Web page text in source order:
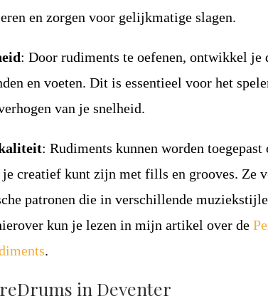
en zorgen voor gelijkmatige slagen.
: Door rudiments te oefenen, ontwikkel je
en voeten. Dit is essentieel voor het
van je snelheid.
: Rudiments kunnen worden toegepast
creatief kunt zijn met fills en grooves. Ze
patronen die in verschillende
kun je lezen in mijn artikel over de
.
in Deventer